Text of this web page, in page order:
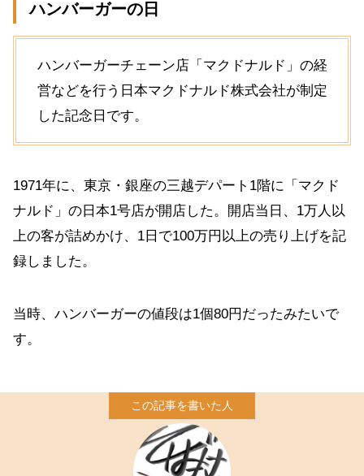
ハンバーガーの日
ハンバーガーチェーン店「マクドナルド」の経
営などを行う日本マクドナルド株式会社が制定
した記念日です。
1971年に、東京・銀座の三越デパート1階に「マクド
ナルド」の日本1号店が開店した。開店当日、1万人以
上の客が詰めかけ、1日で100万円以上の売り上げを記
録しました。
当時、ハンバーガーの値段は1個80円だったみたいで
す。